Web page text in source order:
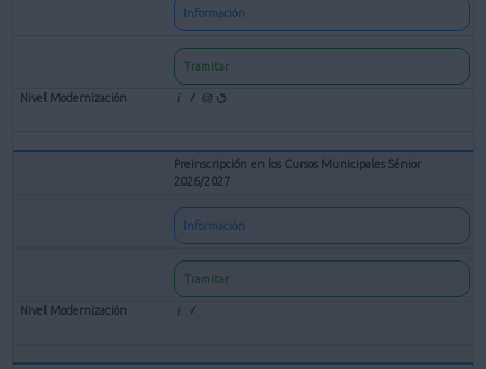
Información
Tramitar
Preinscripción en los Cursos Municipales Sénior
2026/2027
Información
Tramitar